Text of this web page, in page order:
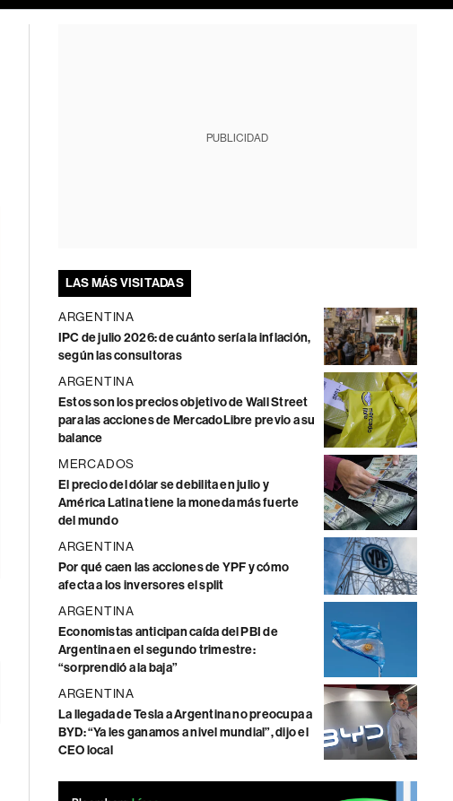
PUBLICIDAD
LAS MÁS VISITADAS
ARGENTINA
IPC de julio 2026: de cuánto sería la inflación,
según las consultoras
ARGENTINA
Estos son los precios objetivo de Wall Street
para las acciones de MercadoLibre previo a su
balance
MERCADOS
El precio del dólar se debilita en julio y
América Latina tiene la moneda más fuerte
del mundo
ARGENTINA
Por qué caen las acciones de YPF y cómo
afecta a los inversores el split
ARGENTINA
Economistas anticipan caída del PBI de
Argentina en el segundo trimestre:
“sorprendió a la baja”
ARGENTINA
La llegada de Tesla a Argentina no preocupa a
BYD: “Ya les ganamos a nivel mundial”, dijo el
CEO local